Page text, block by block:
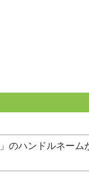
のハンドルネーム